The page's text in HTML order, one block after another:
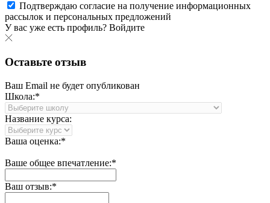
Подтверждаю согласие на получение информационных
рассылок и персональных предложений
У вас уже есть профиль? Войдите
Оставьте отзыв
Ваш Email не будет опубликован
Школа:*
Название курса:
Ваша оценка:*
Ваше общее впечатление:*
Ваш отзыв:*